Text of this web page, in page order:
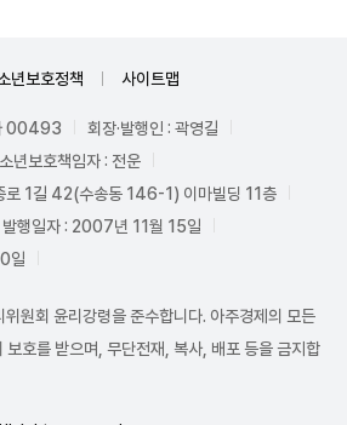
년보호정책 사이트맵
00493
회장·발행인 : 곽영길
년보호책임자 : 전운
로 1길 42(수송동 146-1) 이마빌딩 11층
발행일자 : 2007년 11월 15일
일
원회 윤리강령을 준수합니다. 아주경제의 모든
호를 받으며, 무단전재, 복사, 배포 등을 금지합